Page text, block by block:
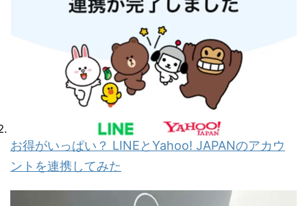
お得がいっぱい？ LINEとYahoo! JAPANのアカウ
ントを連携してみた